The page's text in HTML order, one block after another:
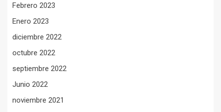
Febrero 2023
Enero 2023
diciembre 2022
octubre 2022
septiembre 2022
Junio 2022
noviembre 2021